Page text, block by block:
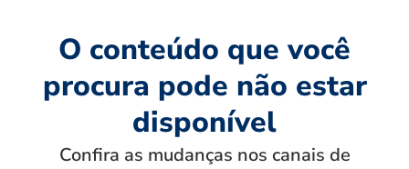
O conteúdo que você
procura pode não estar
disponível
Confira as mudanças nos canais de